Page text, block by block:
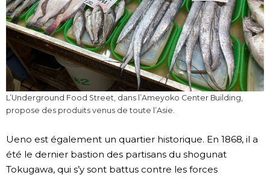
L’Underground Food Street, dans l’Ameyoko Center Building,
propose des produits venus de toute l’Asie.
Ueno est également un quartier historique. En 1868, il a
été le dernier bastion des partisans du shogunat
Tokugawa, qui s’y sont battus contre les forces